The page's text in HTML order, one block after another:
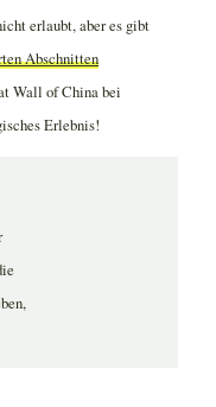
erlaubt, aber es gibt
Abschnitten
Wall of China bei
Erlebnis!